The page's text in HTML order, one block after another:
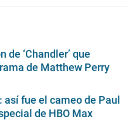
de ‘Chandler’ que
de Matthew Perry
así fue el cameo de Paul
de HBO Max